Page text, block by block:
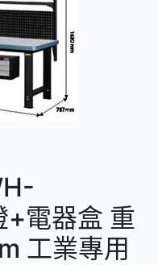
電器盒 重
工業專用